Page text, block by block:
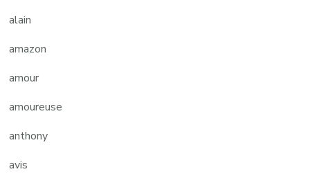
alain
amazon
amour
amoureuse
anthony
avis